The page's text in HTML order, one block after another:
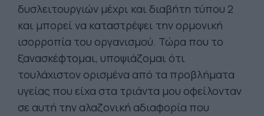
δυσλειτουργιών μέχρι και διαβήτη τύπου 2
και μπορεί να καταστρέψει την ορμονική
ισορροπία του οργανισμού. Τώρα που το
ξανασκέφτομαι, υποψιάζομαι ότι
τουλάχιστον ορισμένα από τα προβλήματα
υγείας που είχα στα τριάντα μου οφείλονταν
σε αυτή την αλαζονική αδιαφορία που